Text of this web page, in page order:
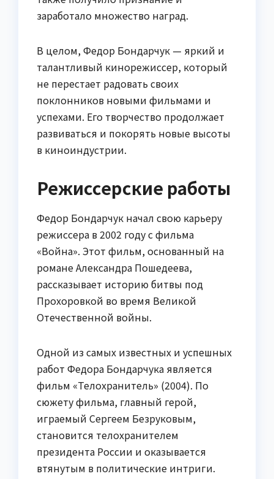
заработало множество наград.
В целом, Федор Бондарчук — яркий и
талантливый кинорежиссер, который
не перестает радовать своих
поклонников новыми фильмами и
успехами. Его творчество продолжает
развиваться и покорять новые высоты
в киноиндустрии.
Режиссерские работы
Федор Бондарчук начал свою карьеру
режиссера в 2002 году с фильма
«Война». Этот фильм, основанный на
романе Александра Пошедеева,
рассказывает историю битвы под
Прохоровкой во время Великой
Отечественной войны.
Одной из самых известных и успешных
работ Федора Бондарчука является
фильм «Телохранитель» (2004). По
сюжету фильма, главный герой,
играемый Сергеем Безруковым,
становится телохранителем
президента России и оказывается
втянутым в политические интриги.